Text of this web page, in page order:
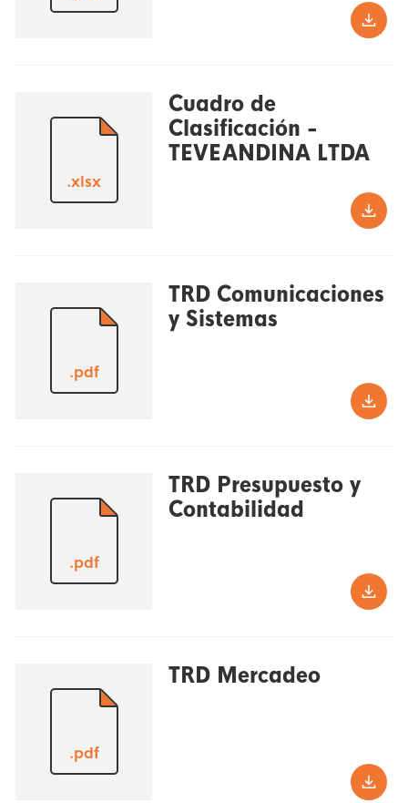
.xlsx
Cuadro de
Clasificación -
TEVEANDINA LTDA
.pdf
TRD Comunicaciones
y Sistemas
.pdf
TRD Presupuesto y
Contabilidad
.pdf
TRD Mercadeo